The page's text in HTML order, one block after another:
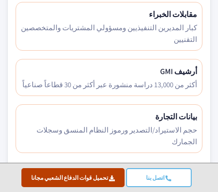
اتصل بنا تحميل قوات الدفاع الشعبي مجانا
مقابلات الخبراء
كبار المديرين التنفيذيين ومسؤولي المشتريات والمتخصصين
التقنيين
أرشيف GMI
أكثر من 13,000 دراسة منشورة عبر أكثر من 30 قطاعاً صناعياً
بيانات التجارة
حجم الاستيراد/التصدير ورموز النظام المنسق وسجلات
الجمارك
المعايير المدروسة والمُقَيَّمة